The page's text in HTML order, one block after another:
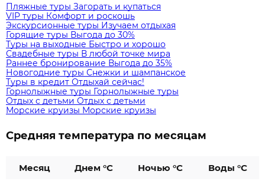
Пляжные туры Загорать и купаться
VIP туры Комфорт и роскошь
Экскурсионные туры Изучаем отдыхая
Горящие туры Выгода до 30%
Туры на выходные Быстро и хорошо
Свадебные туры В любой точке мира
Раннее бронирование Выгода до 35%
Новогодние туры Снежки и шампанское
Туры в кредит Отдыхай сейчас!
Горнолыжные туры Горнолыжные туры
Отдых с детьми Отдых с детьми
Морские круизы Морские круизы
Средняя температура по месяцам
Месяц Днем °C Ночью °C Воды °C